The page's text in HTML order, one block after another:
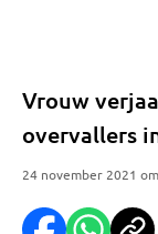
Vrouw
overvallers
24 november 2021